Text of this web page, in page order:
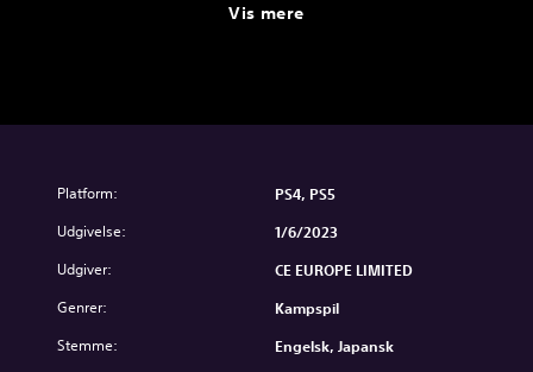
Vis mere
Platform: PS4, PS5
Udgivelse: 1/6/2023
Udgiver: CE EUROPE LIMITED
Genrer: Kampspil
Stemme: Engelsk, Japansk